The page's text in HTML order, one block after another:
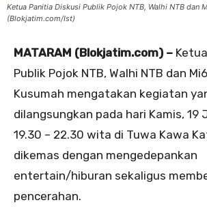
Ketua Panitia Diskusi Publik Pojok NTB, Walhi NTB dan
(Blokjatim.com/Ist)
MATARAM (Blokjatim.com) –
Publik Pojok NTB, Walhi NTB dan
Kusumah mengatakan kegiatan
dilangsungkan pada hari Kamis, 19
19.30 – 22.30 wita di Tuwa Kawa
dikemas dengan mengedepankan
entertain/hiburan sekaligus
pencerahan.